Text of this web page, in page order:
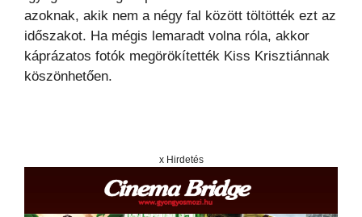
azoknak, akik nem a négy fal között töltötték ezt az
időszakot. Ha mégis lemaradt volna róla, akkor
káprázatos fotók megörökítették Kiss Krisztiánnak
köszönhetően.
x Hirdetés